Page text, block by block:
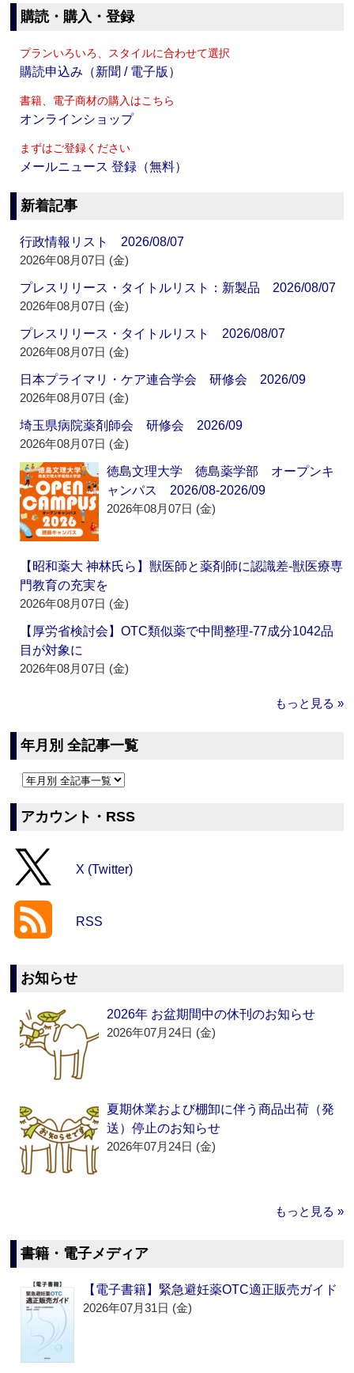
購読・購入・登録
プランいろいろ、スタイルに合わせて選択
購読申込み（新聞 / 電子版）
書籍、電子商材の購入はこちら
オンラインショップ
まずはご登録ください
メールニュース 登録（無料）
新着記事
行政情報リスト 2026/08/07
2026年08月07日 (金)
プレスリリース・タイトルリスト：新製品 2026/08/07
2026年08月07日 (金)
プレスリリース・タイトルリスト 2026/08/07
2026年08月07日 (金)
日本プライマリ・ケア連合学会 研修会 2026/09
2026年08月07日 (金)
埼玉県病院薬剤師会 研修会 2026/09
2026年08月07日 (金)
徳島文理大学 徳島薬学部 オープンキ
ャンパス 2026/08-2026/09
2026年08月07日 (金)
【昭和薬大 神林氏ら】獣医師と薬剤師に認識差‐獣医療専
門教育の充実を
2026年08月07日 (金)
【厚労省検討会】OTC類似薬で中間整理‐77成分1042品
目が対象に
2026年08月07日 (金)
もっと見る »
年月別 全記事一覧
アカウント・RSS
X (Twitter)
RSS
お知らせ
2026年 お盆期間中の休刊のお知らせ
2026年07月24日 (金)
夏期休業および棚卸に伴う商品出荷（発
送）停止のお知らせ
2026年07月24日 (金)
もっと見る »
書籍・電子メディア
【電子書籍】緊急避妊薬OTC適正販売ガイド
2026年07月31日 (金)